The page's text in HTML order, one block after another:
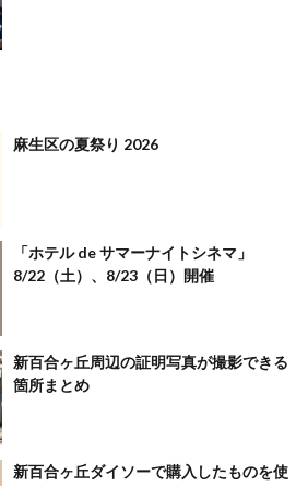
麻生区の夏祭り 2026
「ホテル de サマーナイトシネマ」
8/22（土）、8/23（日）開催
新百合ヶ丘周辺の証明写真が撮影できる
箇所まとめ
新百合ヶ丘ダイソーで購入したものを使